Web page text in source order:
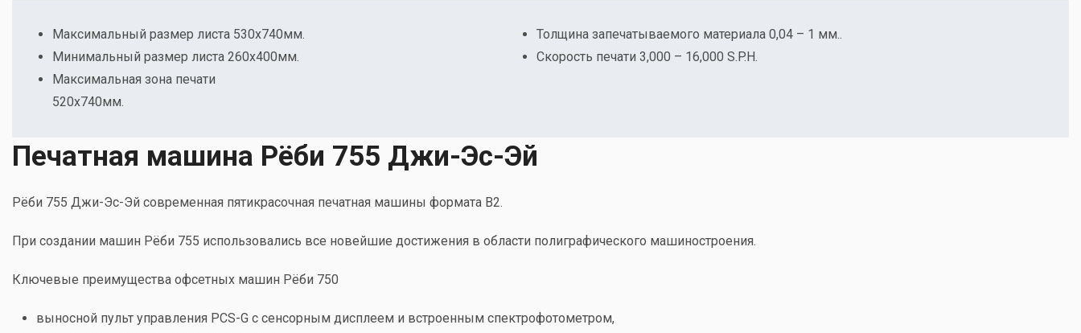
Максимальный размер листа 530х740мм.
Толщина запечатываемого материала 0,04 – 1 мм..
Минимальный размер листа 260х400мм.
Скорость печати 3,000 – 16,000 S.P.H.
Максимальная зона печати
520х740мм.
Печатная машина Рёби 755 Джи-Эс-Эй
Рёби 755 Джи-Эс-Эй современная пятикрасочная печатная машины формата B2.
При создании машин Рёби 755 использовались все новейшие достижения в области полиграфического машиностроения.
Ключевые преимущества офсетных машин Рёби 750
выносной пульт управления PCS-G c сенсорным дисплеем и встроенным спектрофотометром,